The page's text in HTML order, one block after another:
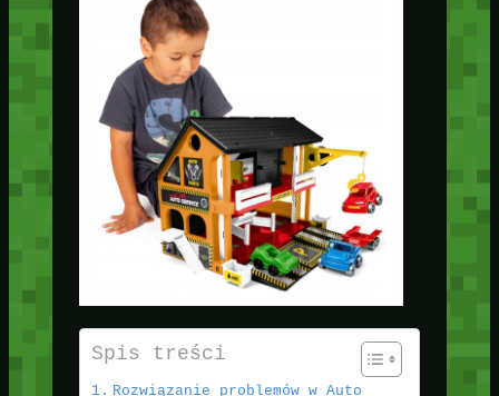
Spis treści
Rozwiązanie problemów w Auto